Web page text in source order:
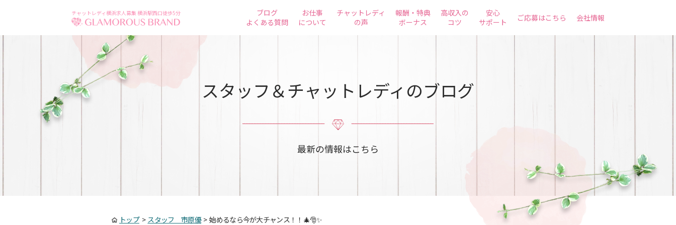
チャットレディ横浜求人募集 横浜駅西口徒歩5分
ブログ
よくある質問
お仕事
について
チャットレディ
の声
報酬・特典
ボーナス
高収入の
コツ
安心
サポート
ご応募はこちら 会社情報
スタッフ＆チャットレディのブログ
最新の情報はこちら
トップ> スタッフ 市原優>始めるなら今が大チャンス！！🎄🎅✨